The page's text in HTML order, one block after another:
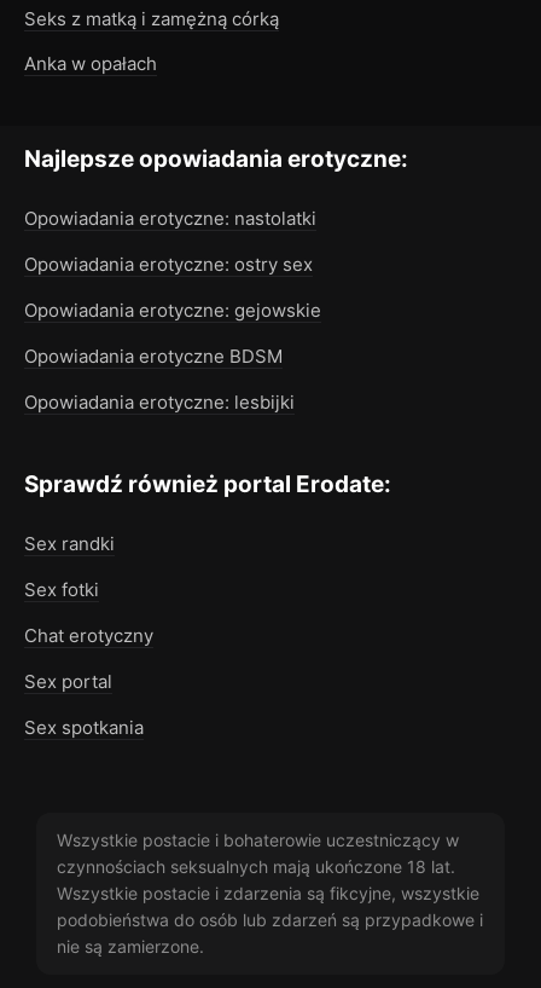
Seks z matką i zamężną córką
Anka w opałach
Najlepsze opowiadania erotyczne:
Opowiadania erotyczne: nastolatki
Opowiadania erotyczne: ostry sex
Opowiadania erotyczne: gejowskie
Opowiadania erotyczne BDSM
Opowiadania erotyczne: lesbijki
Sprawdź również portal Erodate:
Sex randki
Sex fotki
Chat erotyczny
Sex portal
Sex spotkania
Wszystkie postacie i bohaterowie uczestniczący w
czynnościach seksualnych mają ukończone 18 lat.
Wszystkie postacie i zdarzenia są fikcyjne, wszystkie
podobieństwa do osób lub zdarzeń są przypadkowe i
nie są zamierzone.